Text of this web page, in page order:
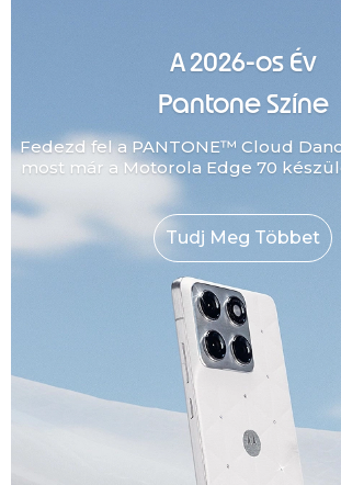
A 2026-os Év
Pantone Színe
Fedezd fel a PANTONE™ Cloud
most már a Motorola Edge 70
Tudj Meg Többet